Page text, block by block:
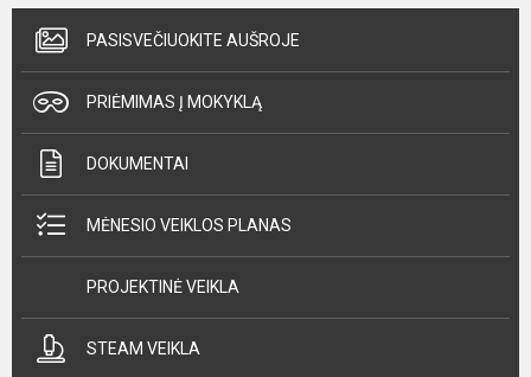
PASISVEČIUOKITE AUŠROJE
PRIĖMIMAS Į MOKYKLĄ
DOKUMENTAI
MĖNESIO VEIKLOS PLANAS
PROJEKTINĖ VEIKLA
STEAM VEIKLA